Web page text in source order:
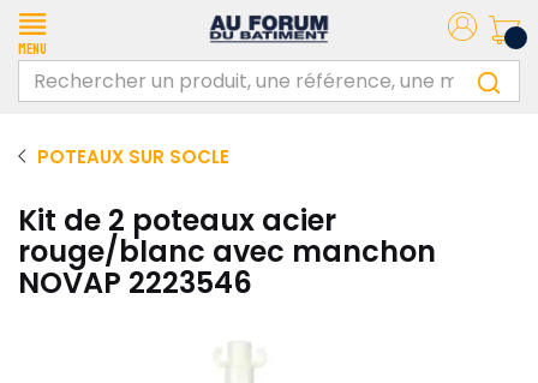
Menu
POTEAUX SUR SOCLE
Kit de 2 poteaux acier
rouge/blanc avec manchon
NOVAP 2223546